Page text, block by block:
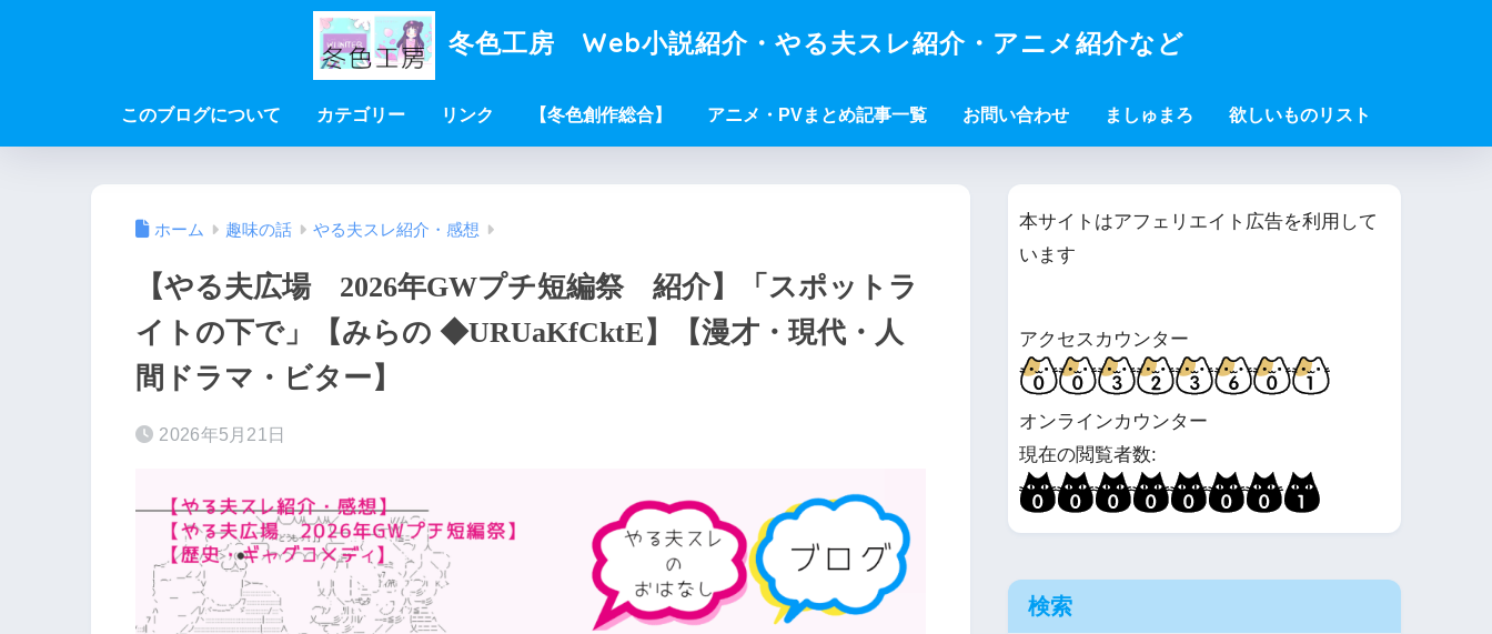
冬色工房 Web小説紹介・やる夫スレ紹介・アニメ紹介など
このブログについて カテゴリー リンク 【冬色創作総合】 アニメ・PVまとめ記事一覧 お問い合わせ ましゅまろ 欲しいものリスト
ホーム 趣味の話 やる夫スレ紹介・感想
【やる夫広場 2026年GWプチ短編祭 紹介】「スポットラ
イトの下で」【みらの ◆URUaKfCktE】【漫才・現代・人
間ドラマ・ビター】
2026年5月21日
本サイトはアフェリエイト広告を利用して
います
アクセスカウンター
オンラインカウンター
現在の閲覧者数:
検索